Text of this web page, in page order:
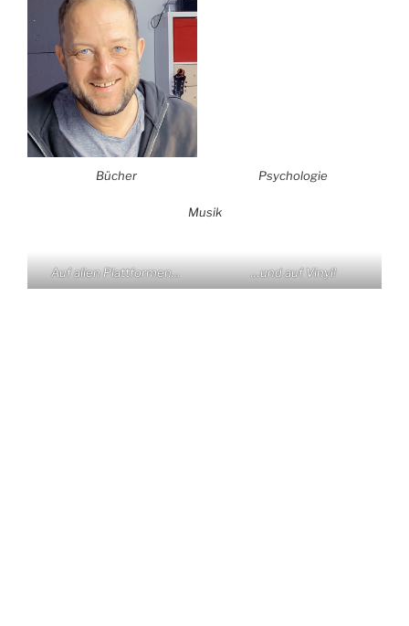
Bücher Psychologie
Musik
Auf allen Plattformen… …und auf Vinyl!